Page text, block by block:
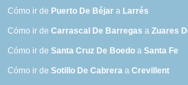
Cómo ir de Puerto De Béjar a Larrés
Cómo ir deCarrascal De Barregas aZuares
Cómo ir deSanta Cruz De Boedo aSanta Fe
Cómo ir deSotillo De Cabrera aCrevillent